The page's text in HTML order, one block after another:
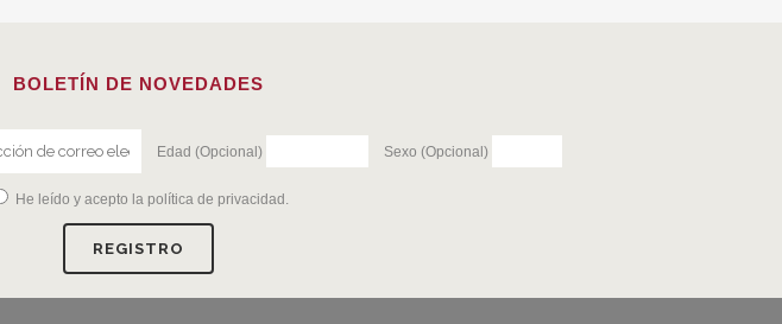
BOLETÍN DE NOVEDADES
Edad (Opcional) Sexo (Opcional)
He leído y acepto la política de privacidad .